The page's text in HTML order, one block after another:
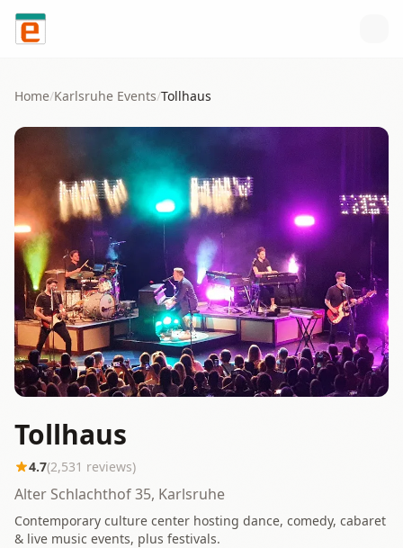
Skip to content
Home/Karlsruhe Events/Tollhaus
Tollhaus
4.7(2,531 reviews)
Alter Schlachthof 35, Karlsruhe
Contemporary culture center hosting dance, comedy, cabaret
& live music events, plus festivals.